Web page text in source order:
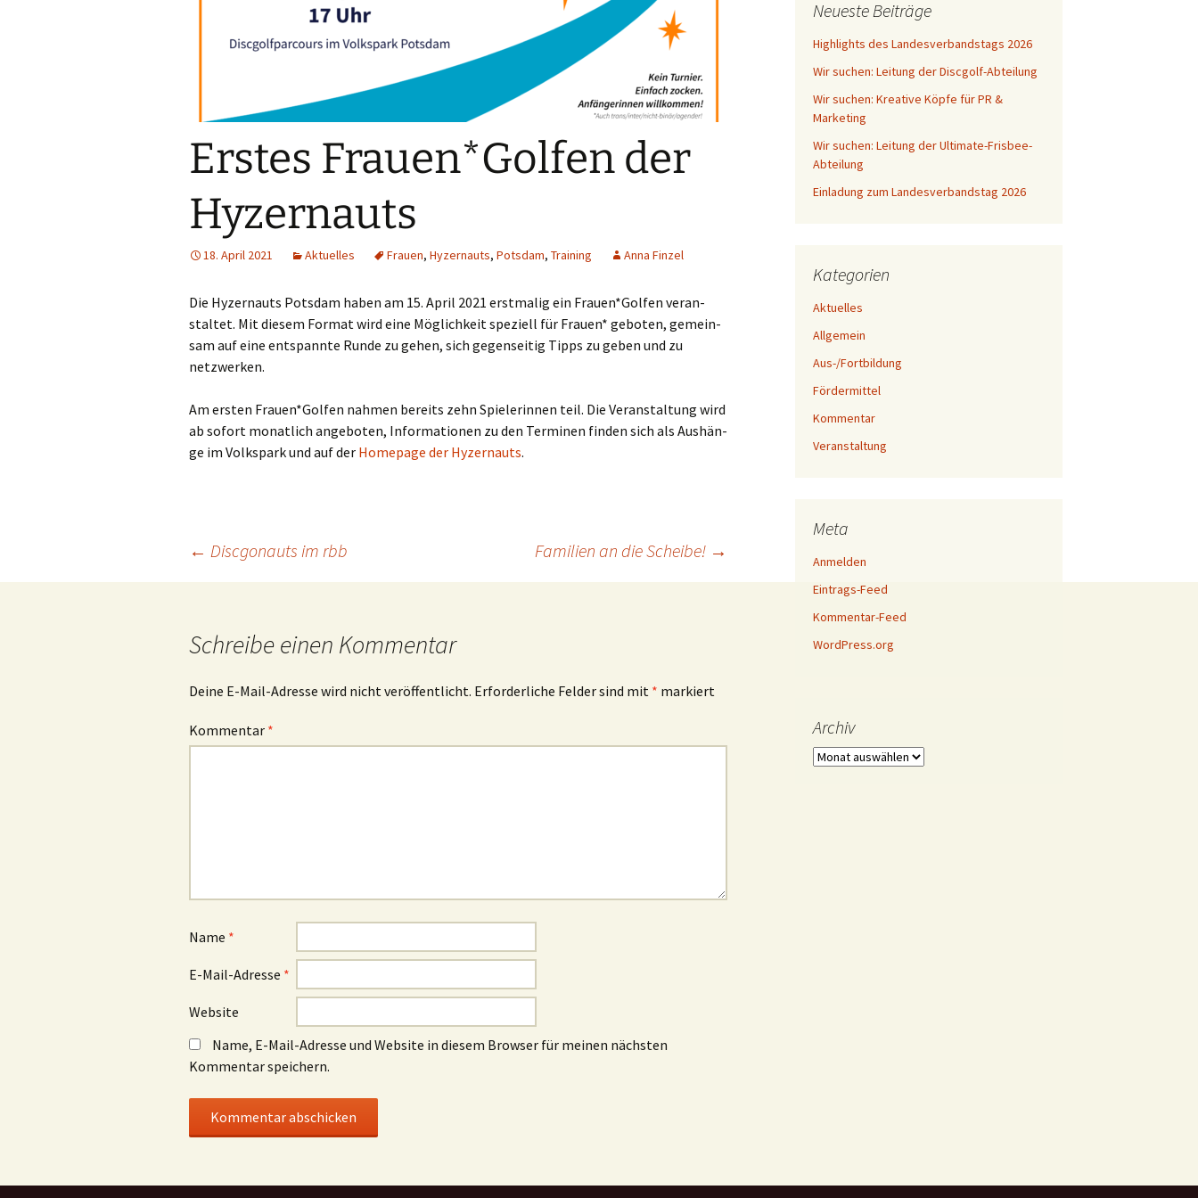
Erstes Frauen*Golfen der
Hyzernauts
18. April 2021 Aktuelles Frauen, Hyzernauts, Potsdam, Training Anna Finzel
Die Hyzer­n­auts Pots­dam haben am 15. April 2021 erst­ma­lig ein Frauen*Golfen ver­an­
stal­tet. Mit die­sem For­mat wird eine Mög­lich­keit spe­zi­ell für Frau­en* gebo­ten, gemein­
sam auf eine ent­spann­te Run­de zu gehen, sich gegen­sei­tig Tipps zu geben und zu
netzwerken.
Am ers­ten Frauen*Golfen nah­men bereits zehn Spie­le­rin­nen teil. Die Ver­an­stal­tung wird
ab sofort monat­lich ange­bo­ten, Infor­ma­tio­nen zu den Ter­mi­nen fin­den sich als Aus­hän­
ge im Volks­park und auf der Home­page der Hyzer­n­auts.
Beitragsnavigation
← Discgonauts im rbb Familien an die Scheibe! →
Schreibe einen Kommentar
Deine E-Mail-Adresse wird nicht veröffentlicht. Erforderliche Felder sind mit * markiert
Kommentar *
Name *
E-Mail-Adresse *
Website
Name, E-Mail-Adresse und Website in diesem Browser für meinen nächsten
Kommentar speichern.
Neueste Beiträge
Highlights des Landesverbandstags 2026
Wir suchen: Leitung der Discgolf-Abteilung
Wir suchen: Kreative Köpfe für PR &
Marketing
Wir suchen: Leitung der Ultimate-Frisbee-
Abteilung
Einladung zum Landesverbandstag 2026
Kategorien
Aktuelles
Allgemein
Aus-/Fortbildung
Fördermittel
Kommentar
Veranstaltung
Meta
Anmelden
Eintrags-Feed
Kommentar-Feed
WordPress.org
Archiv
Archiv